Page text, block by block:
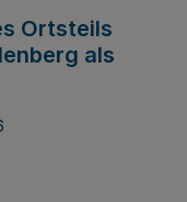
Ortsteils
als